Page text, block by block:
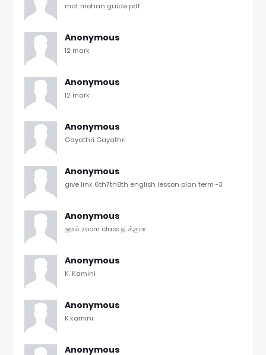
mat mohan guide pdf
Anonymous
12 mark
Anonymous
12 mark
Anonymous
Gayathri Gayathri
Anonymous
give link 6th7th8th english lesson plan term -3
Anonymous
ஹாய் zoom class நடக்குமா
Anonymous
K. Kamini
Anonymous
K.kamini
Anonymous